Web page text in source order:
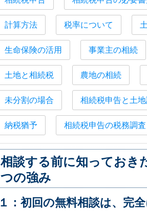
計算方法 税率について
生命保険の活用 事業主の相続
土地と相続税 農地の相続
未分割の場合 相続税申告と土
納税猶予 相続税申告の税務調査
相談する前に知っておき
つの強み
１：初回の無料相談は、完